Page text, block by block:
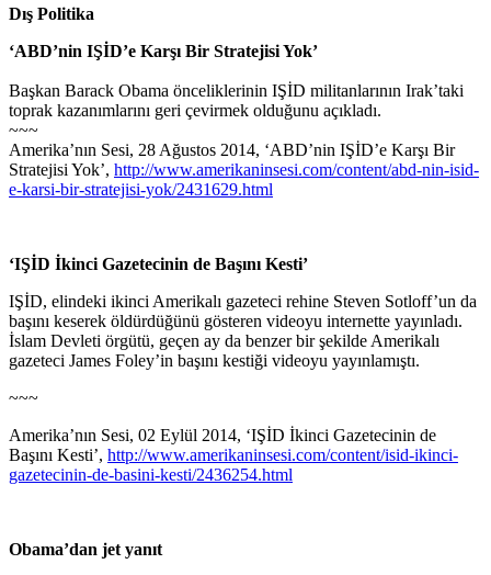
Dış Politika
‘ABD’nin IŞİD’e Karşı Bir Stratejisi Yok’
Başkan Barack Obama önceliklerinin IŞİD militanlarının Irak’taki
toprak kazanımlarını geri çevirmek olduğunu açıkladı.
~~~
Amerika’nın Sesi, 28 Ağustos 2014, ‘ABD’nin IŞİD’e Karşı Bir
Stratejisi Yok’, http://www.amerikaninsesi.com/content/abd-nin-isid-
e-karsi-bir-stratejisi-yok/2431629.html
‘IŞİD İkinci Gazetecinin de Başını Kesti’
IŞİD, elindeki ikinci Amerikalı gazeteci rehine Steven Sotloff’un da
başını keserek öldürdüğünü gösteren videoyu internette yayınladı.
İslam Devleti örgütü, geçen ay da benzer bir şekilde Amerikalı
gazeteci James Foley’in başını kestiği videoyu yayınlamıştı.
~~~
Amerika’nın Sesi, 02 Eylül 2014, ‘IŞİD İkinci Gazetecinin de
Başını Kesti’, http://www.amerikaninsesi.com/content/isid-ikinci-
gazetecinin-de-basini-kesti/2436254.html
Obama’dan jet yanıt